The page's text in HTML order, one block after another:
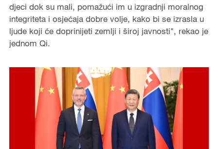
e
o
djeci dok su mali, pomažući im u izgradnji moralnog
integriteta i osjećaja dobre volje, kako bi se izrasla u
ljude koji će doprinijeti zemlji i široj javnosti", rekao je
jednom Qi.